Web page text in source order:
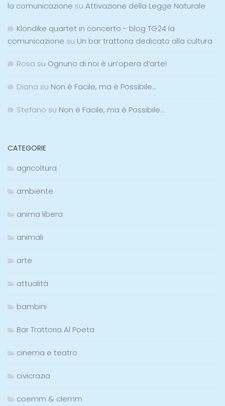
la comunicazione su Attivazione della Legge Naturale
Klondike quartet in concerto - blog TG24 la
comunicazione su Un bar trattoria dedicato alla cultura
Rosa su Ognuno di noi è un’opera d’arte!
Diana su Non è Facile, ma è Possibile…
Stefano su Non è Facile, ma è Possibile…
CATEGORIE
agricoltura
ambiente
anima libera
animali
arte
attualità
bambini
Bar Trattoria Al Poeta
cinema e teatro
civicrazia
coemm & clemm